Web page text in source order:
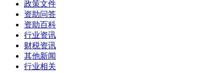
政策文件
资助问答
资助百科
行业资讯
财税资讯
其他新闻
行业相关